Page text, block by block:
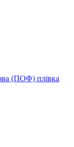
(ПОФ) плівка